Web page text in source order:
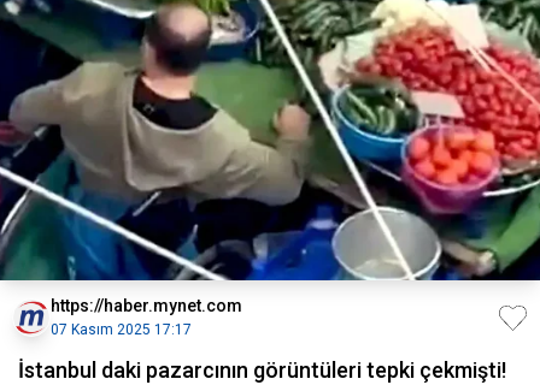
https://haber.mynet.com
07 Kasım 2025 17:17
İstanbul daki pazarcının görüntüleri tepki çekmişti!